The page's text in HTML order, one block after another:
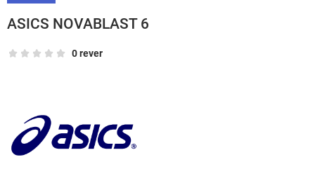
ASICS NOVABLAST 6
0 rever